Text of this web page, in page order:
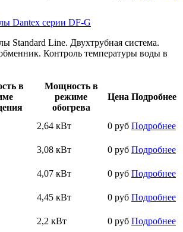
Dantex серии DF-G
Standard Line. Двухтрубная система.
Контроль температуры воды в
в
Мощность в
режиме
обогрева
Цена Подробнее
2,64 кВт 0 руб Подробнее
3,08 кВт 0 руб Подробнее
4,07 кВт 0 руб Подробнее
4,45 кВт 0 руб Подробнее
2,2 кВт 0 руб Подробнее